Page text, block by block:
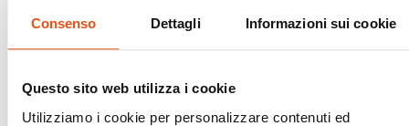
Consenso Dettagli Informazioni sui cookie
Questo sito web utilizza i cookie
Utilizziamo i cookie per personalizzare contenuti ed